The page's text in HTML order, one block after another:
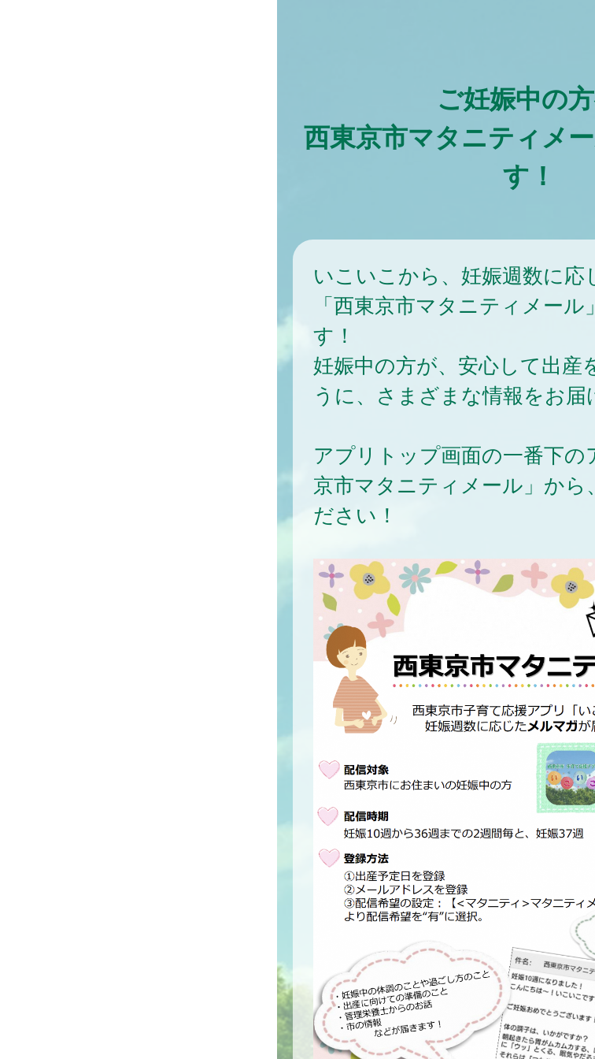
ご妊娠中の
西東京市マタニティメ
す！
いこいこから、妊娠週数に応
「西東京市マタニティメール
す！
妊娠中の方が、安心して出産
うに、さまざまな情報をお届
アプリトップ画面の一番下の
京市マタニティメール」から
ださい！